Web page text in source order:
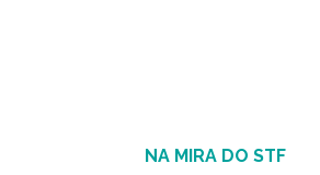
NA MIRA DO STF